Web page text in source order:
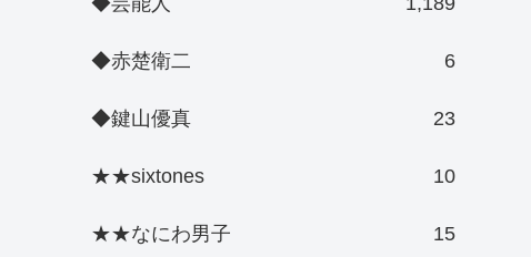
◆赤楚衛二 6
◆鍵山優真 23
★★sixtones 10
★★なにわ男子 15